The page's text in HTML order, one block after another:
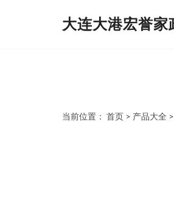
大连大港宏誉
当前位置： 首页 > 产品大全 >